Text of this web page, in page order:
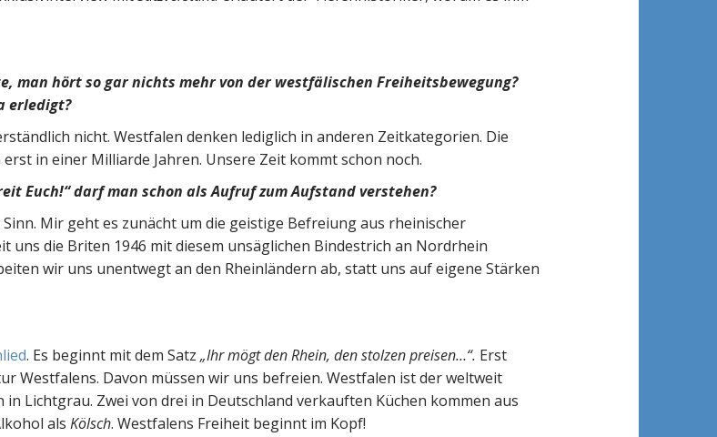
man hört so gar nichts mehr von der westfälischen Freiheitsbewegung?
erledigt?
nicht. Westfalen denken lediglich in anderen Zeitkategorien. Die
in einer Milliarde Jahren. Unsere Zeit kommt schon noch.
Euch!“ darf man schon als Aufruf zum Aufstand verstehen?
Mir geht es zunächt um die geistige Befreiung aus rheinischer
uns die Briten 1946 mit diesem unsäglichen Bindestrich an Nordrhein
wir uns unentwegt an den Rheinländern ab, statt uns auf eigene Stärken
. Es beginnt mit dem Satz „Ihr mögt den Rhein, den stolzen preisen…“. Erst
Westfalens. Davon müssen wir uns befreien. Westfalen ist der weltweit
Lichtgrau. Zwei von drei in Deutschland verkauften Küchen kommen aus
als Kölsch. Westfalens Freiheit beginnt im Kopf!